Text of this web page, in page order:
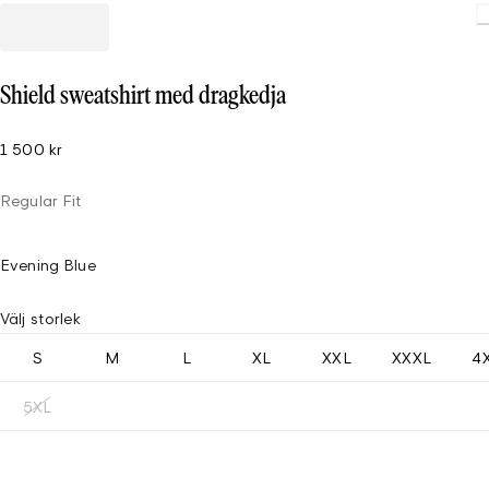
Shield sweatshirt med dragkedja
1 500 kr
Regular Fit
Evening Blue
Välj storlek
S M L XL XXL XXXL
5XL